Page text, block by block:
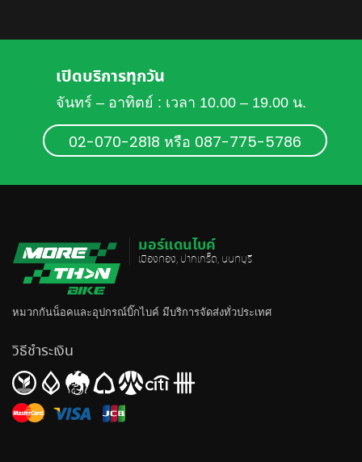
เปิดบริการทุกวัน
จันทร์ – อาทิตย์ : เวลา 10.00 – 19.00 น.
02-070-2818 หรือ 087-775-5786
มอร์แดนไบค์
เมืองทอง, ปากเกร็ด, นนทบุรี
หมวกกันน็อคและอุปกรณ์บิ๊กไบค์ มีบริการจัดส่งทั่วประเทศ
วิธีชำระเงิน